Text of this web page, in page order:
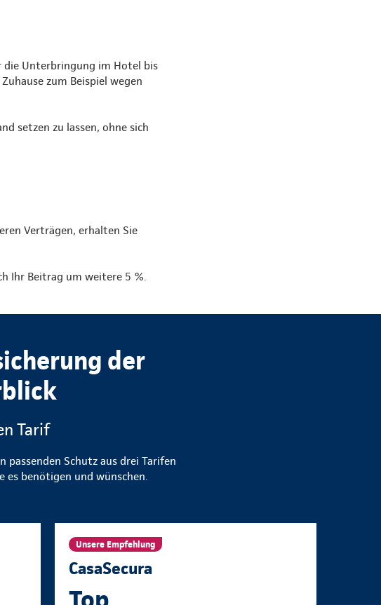
die Unterbringung im Hotel bis
zum Beispiel wegen
setzen zu lassen, ohne sich
Verträgen, erhalten Sie
Ihr Beitrag um weitere 5 %.
der
Tarif
passenden Schutz aus drei Tarifen
es benötigen und wünschen.
Unsere Empfehlung
CasaSecura